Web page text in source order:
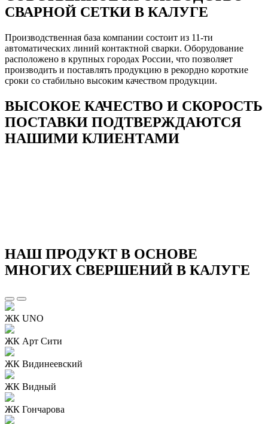
СВАРНОЙ СЕТКИ В КАЛУГЕ
Производственная база компании состоит из 11-ти
автоматических линий контактной сварки. Оборудование
расположено в крупных городах России, что позволяет
производить и поставлять продукцию в рекордно короткие
сроки со стабильно высоким качеством продукции.
ВЫСОКОЕ КАЧЕСТВО И СКОРОСТЬ
ПОСТАВКИ ПОДТВЕРЖДАЮТСЯ
НАШИМИ КЛИЕНТАМИ
НАШ ПРОДУКТ В ОСНОВЕ
МНОГИХ СВЕРШЕНИЙ В КАЛУГЕ
ЖК UNO
ЖК Арт Сити
ЖК Видинеевский
ЖК Видный
ЖК Гончарова